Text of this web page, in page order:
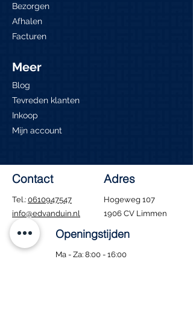
Bezorgen
Afhalen
Facturen
Meer
Blog
Tevreden klanten
Inkoop
Mijn account
Contact
Tel.: 0610947547
info@edvanduin.nl
Adres
Hogeweg 107
1906 CV Limmen
Openingstijden
Ma - Za: 8:00 - 16:00